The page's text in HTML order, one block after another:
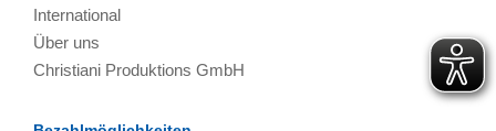
International
Über uns
Christiani Produktions GmbH